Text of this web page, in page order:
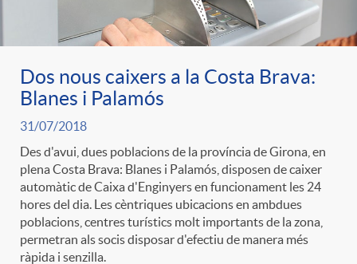
r
e
n
s
r
i
e
s
a
F
i
l
c
o
n
t
i
Dos nous caixers a la Costa Brava:
Blanes i Palamós
31/07/2018
Des d'avui, dues poblacions de la província de Girona, en
plena Costa Brava: Blanes i Palamós, disposen de caixer
automàtic de Caixa d'Enginyers en funcionament les 24
hores del dia. Les cèntriques ubicacions en ambdues
poblacions, centres turístics molt importants de la zona,
permetran als socis disposar d'efectiu de manera més
ràpida i senzilla.